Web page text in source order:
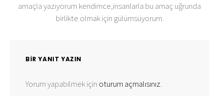
amaçla yazıyorum kendimce,insanlarla bu amaç uğrunda
birlikte olmak için gülümsüyorum.
BIR YANIT YAZIN
Yorum yapabilmek için oturum açmalısınız.